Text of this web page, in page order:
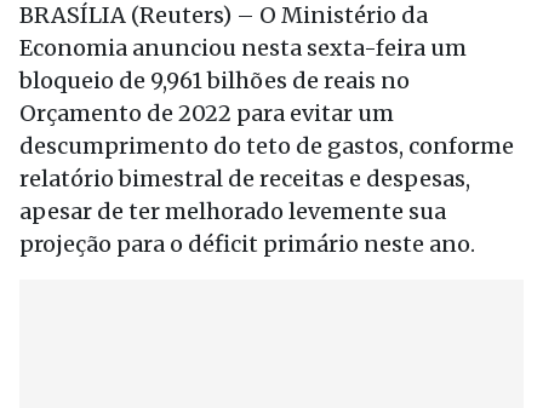
BRASÍLIA (Reuters) – O Ministério da
Economia anunciou nesta sexta-feira um
bloqueio de 9,961 bilhões de reais no
Orçamento de 2022 para evitar um
descumprimento do teto de gastos, conforme
relatório bimestral de receitas e despesas,
apesar de ter melhorado levemente sua
projeção para o déficit primário neste ano.